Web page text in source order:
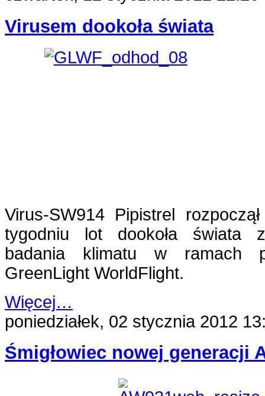
Virusem dookoła świata
Virus-SW914 Pipistrel
tygodniu lot dookoła świata
badania klimatu w ramach
GreenLight WorldFlight.
Więcej…
poniedziałek, 02 stycznia 2012
Śmigłowiec nowej generacji